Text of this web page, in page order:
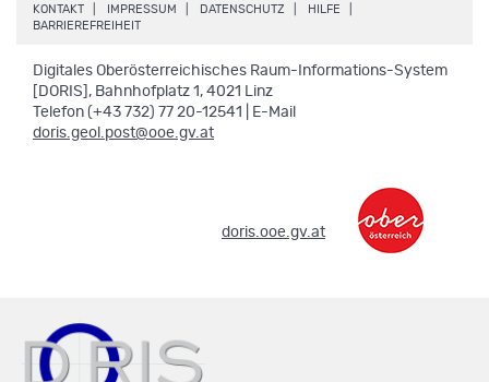
KONTAKT IMPRESSUM DATENSCHUTZ HILFE
BARRIEREFREIHEIT.
Digitales Oberösterreichisches Raum-Informations-System
[DORIS], Bahnhofplatz 1, 4021 Linz
Telefon (+43 732) 77 20-12541 | E-Mail
doris.geol.post@ooe.gv.at
doris.ooe.gv.at.